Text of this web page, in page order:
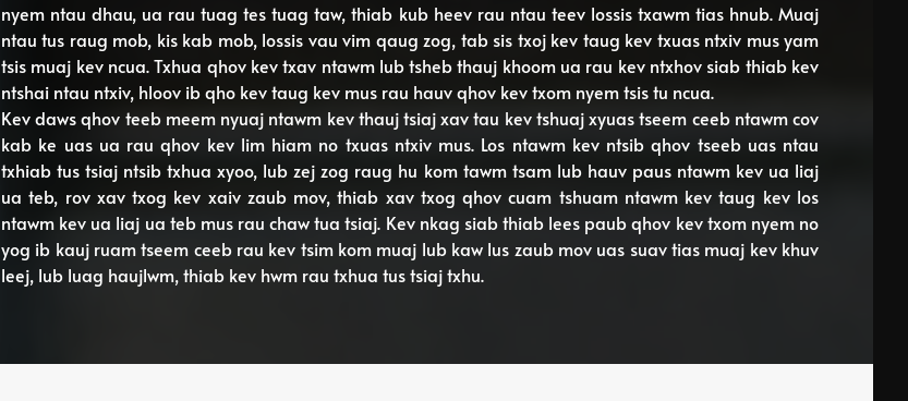
nyem ntau dhau, ua rau tuag tes tuag taw, thiab kub heev rau ntau teev lossis txawm tias hnub. Muaj
ntau tus raug mob, kis kab mob, lossis vau vim qaug zog, tab sis txoj kev taug kev txuas ntxiv mus yam
tsis muaj kev ncua. Txhua qhov kev txav ntawm lub tsheb thauj khoom ua rau kev ntxhov siab thiab kev
ntshai ntau ntxiv, hloov ib qho kev taug kev mus rau hauv qhov kev txom nyem tsis tu ncua.
Kev daws qhov teeb meem nyuaj ntawm kev thauj tsiaj xav tau kev tshuaj xyuas tseem ceeb ntawm cov
kab ke uas ua rau qhov kev lim hiam no txuas ntxiv mus. Los ntawm kev ntsib qhov tseeb uas ntau
txhiab tus tsiaj ntsib txhua xyoo, lub zej zog raug hu kom tawm tsam lub hauv paus ntawm kev ua liaj
ua teb, rov xav txog kev xaiv zaub mov, thiab xav txog qhov cuam tshuam ntawm kev taug kev los
ntawm kev ua liaj ua teb mus rau chaw tua tsiaj. Kev nkag siab thiab lees paub qhov kev txom nyem no
yog ib kauj ruam tseem ceeb rau kev tsim kom muaj lub kaw lus zaub mov uas suav tias muaj kev khuv
leej, lub luag haujlwm, thiab kev hwm rau txhua tus tsiaj txhu.